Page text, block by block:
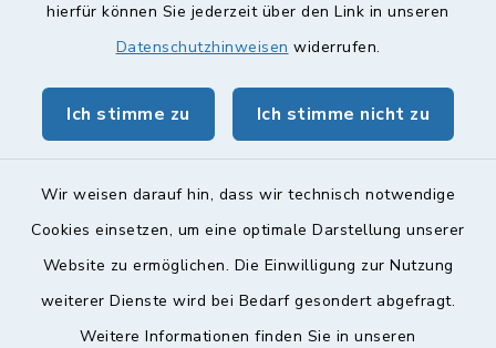
hierfür können Sie jederzeit über den Link in unseren
Datenschutzhinweisen widerrufen.
Ich stimme zu Ich stimme nicht zu
Wir weisen darauf hin, dass wir technisch notwendige
Cookies einsetzen, um eine optimale Darstellung unserer
Website zu ermöglichen. Die Einwilligung zur Nutzung
weiterer Dienste wird bei Bedarf gesondert abgefragt.
Weitere Informationen finden Sie in unseren
Landkreis Lichtenfels
geoPortal Lichtenfels
Kontakt
Barrierefreiheit